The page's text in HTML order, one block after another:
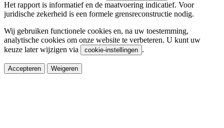
Het rapport is informatief en de maatvoering indicatief. Voor
juridische zekerheid is een formele grensreconstructie nodig.
Wij gebruiken functionele cookies en, na uw toestemming,
analytische cookies om onze website te verbeteren. U kunt uw
keuze later wijzigen via
cookie-instellingen .
Accepteren Weigeren